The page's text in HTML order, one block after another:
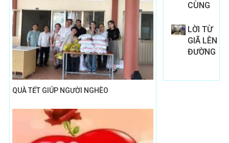
QUÀ TẾT GIÚP NGƯỜI NGHÈO
CÙNG
LỜI TỪ
GIÃ LÊN
ĐƯỜNG